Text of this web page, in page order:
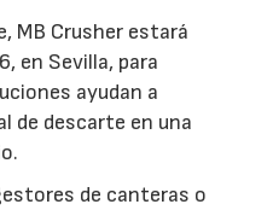
MB Crusher estará
en Sevilla, para
ayudan a
de descarte en una
de canteras o